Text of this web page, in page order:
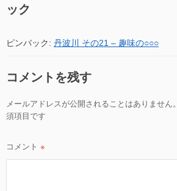
シ
ン
ック
ピンバック: 丹波川 その21 – 趣味の○○○
コメントを残す
メールアドレスが公開されることはありません。
須項目です
コメント ※